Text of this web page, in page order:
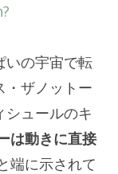
いの宇宙で転
・ザノットー
シュールのキ
は動きに直接
端に示されて